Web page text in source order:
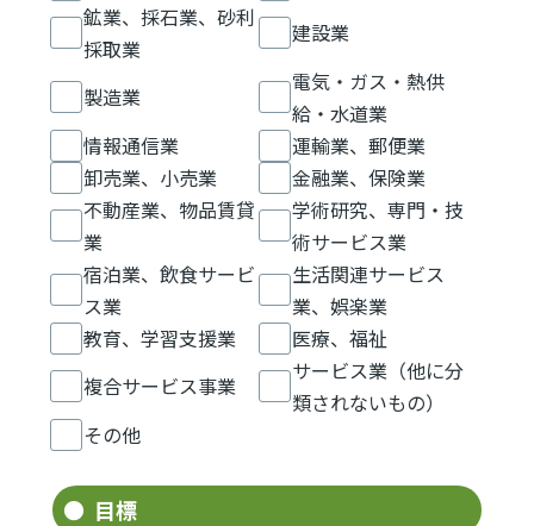
鉱業、採石業、砂利
採取業
建設業
製造業
電気・ガス・熱供
給・水道業
情報通信業
運輸業、郵便業
卸売業、小売業
金融業、保険業
不動産業、物品賃貸
業
学術研究、専門・技
術サービス業
宿泊業、飲食サービ
ス業
生活関連サービス
業、娯楽業
教育、学習支援業
医療、福祉
複合サービス事業
サービス業（他に分
類されないもの）
その他
目標